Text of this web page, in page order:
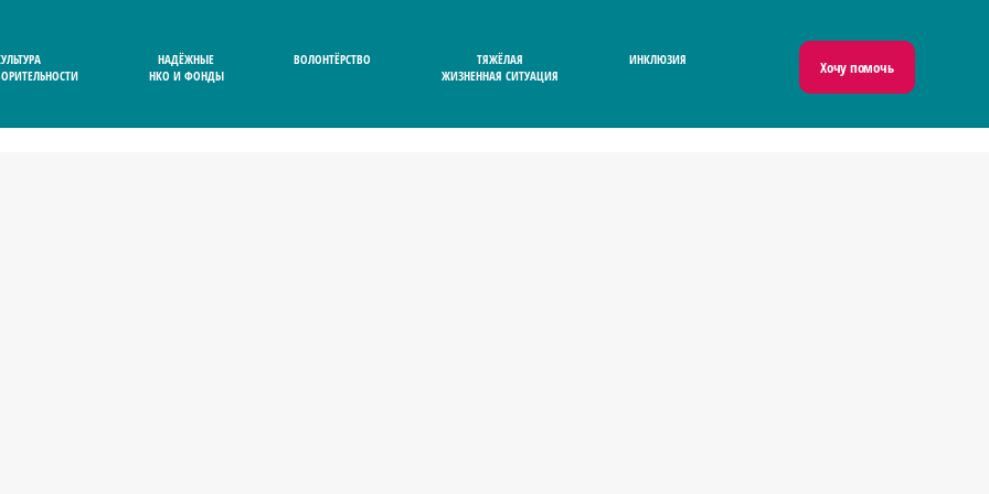
НАДЁЖНЫЕ
НКО И ФОНДЫ
ВОЛОНТЁРСТВО
ТЯЖЁЛАЯ
ЖИЗНЕННАЯ СИТУАЦИЯ
ИНКЛЮЗИЯ Хочу помочь